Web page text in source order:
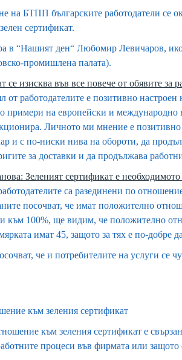
на БТПП българските работодатели се
сертификат.
в “Нашият ден“ Любомир Левичаров,
промишлена палата).
се изисква във все повече от обявите за
от работодателите е позитивно
примери на европейски и международно
Личното ми мнение е
и с по-ниски нива на обороти, да
за доставки и да продължава
Зеленият сертификат е
са разединени по
посочват, че имат положително
към 100%, ще видим, че положително
имат 45, защото за тях е по-добре
че и потребителите на услуги се
към зеления сертификат
към зеления сертификат е
процеси във фирмата или защото